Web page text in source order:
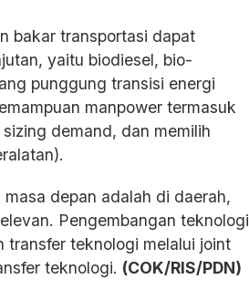
bakar transportasi dapat
yaitu biodiesel, bio-
punggung transisi energi
manpower termasuk
demand, dan memilih
depan adalah di daerah,
Pengembangan teknologi
transfer teknologi melalui joint
teknologi. (COK/RIS/PDN)